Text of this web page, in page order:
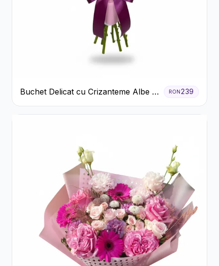
Buchet Delicat cu Crizanteme Albe și
Mov
RON239